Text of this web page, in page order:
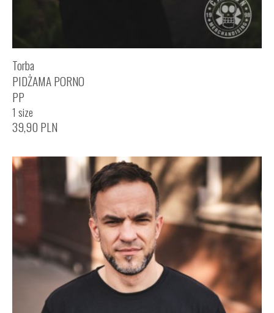
Torba
PIDŻAMA PORNO
PP
1 size
39,90 PLN